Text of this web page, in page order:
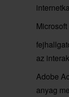
az
Adobe
anyag